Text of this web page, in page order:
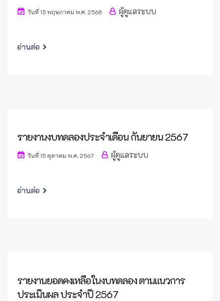
วันที่ 15 พฤษภาคม พ.ศ. 2568 ผู้ดูแลระบบ
อ่านต่อ
รายงานงบทดลองประจำเดือน กันยายน 2567
วันที่ 15 ตุลาคม พ.ศ. 2567 ผู้ดูแลระบบ
อ่านต่อ
รายงานยอดคงเหลือในงบทดลอง ตามแนวการ
ประเมินผล ประจำปี 2567